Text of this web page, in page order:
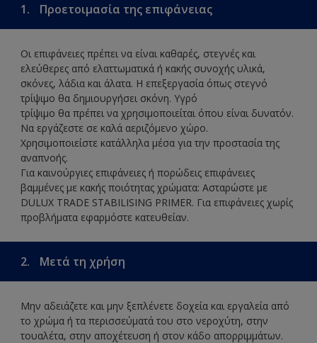
1. Προετοιμασία της επιφάνειας
Οι επιφάνειες πρέπει να είναι καθαρές, στεγνές και
ελεύθερες από ελαττωματικά ή κακής συνοχής υλικά,
σκόνες, λάδια και άλατα. Η επεξεργασία όπως στεγνό
τρίψιμο θα δημιουργήσει σκόνη. Υγρό
τρίψιμο θα πρέπει να χρησιμοποιείται όπου είναι δυνατόν.
Να εργάζεστε σε καλά αεριζόμενο χώρο.
Χρησιμοποιείστε κατάλληλα μέσα για την προστασία της
αναπνοής.
Για καινούργιες επιφάνειες ή πορώδεις επιφάνειες
βαμμένες με κακής ποιότητας χρώματα: Ασταρώστε με
DULUX TRADE STABILISING PRIMER. Για επιφάνειες χωρίς
προβλήματα εφαρμόστε κατευθείαν.
2. Μετά τη χρήση
Μην αδειάζετε και μην ξεπλένετε δοχεία και εργαλεία από
το χρώμα ή τα περισσεύματά του στο νεροχύτη, στην
τουαλέτα, στην αποχέτευση ή στον κάδο απορριμμάτων.